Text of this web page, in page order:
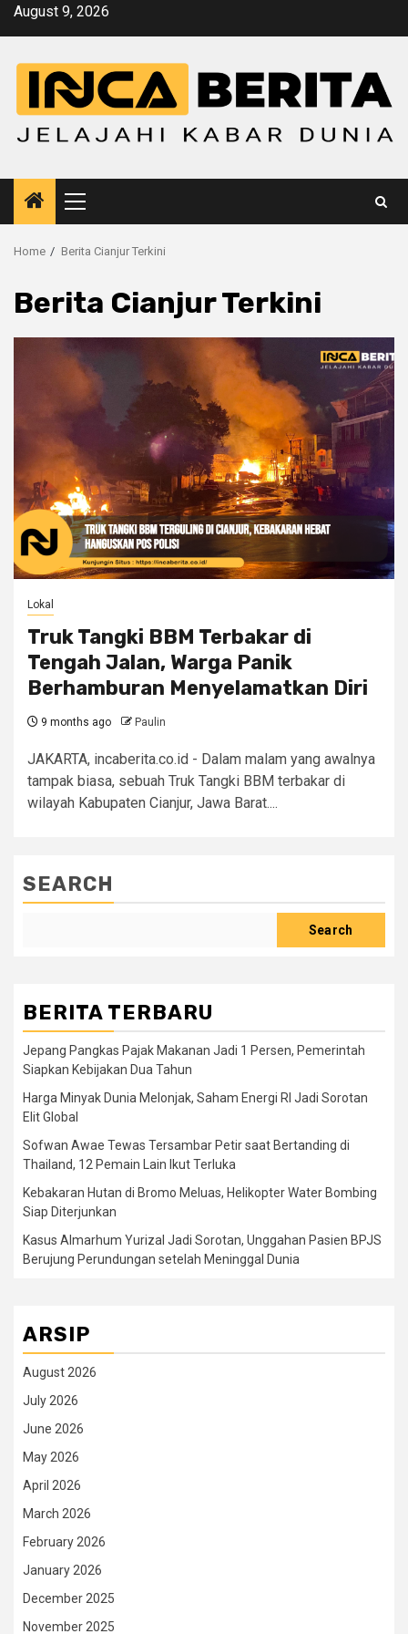
SkipAugust 9, 2026
Primary
Menu
Home Berita Cianjur Terkini
Berita Cianjur Terkini
Lokal
Truk Tangki BBM Terbakar di
Tengah Jalan, Warga Panik
Berhamburan Menyelamatkan Diri
9 months ago Paulin
JAKARTA, incaberita.co.id - Dalam malam yang awalnya
tampak biasa, sebuah Truk Tangki BBM terbakar di
wilayah Kabupaten Cianjur, Jawa Barat....
SEARCH
Search
BERITA TERBARU
Jepang Pangkas Pajak Makanan Jadi 1 Persen, Pemerintah
Siapkan Kebijakan Dua Tahun
Harga Minyak Dunia Melonjak, Saham Energi RI Jadi Sorotan
Elit Global
Sofwan Awae Tewas Tersambar Petir saat Bertanding di
Thailand, 12 Pemain Lain Ikut Terluka
Kebakaran Hutan di Bromo Meluas, Helikopter Water Bombing
Siap Diterjunkan
Kasus Almarhum Yurizal Jadi Sorotan, Unggahan Pasien BPJS
Berujung Perundungan setelah Meninggal Dunia
ARSIP
August 2026
July 2026
June 2026
May 2026
April 2026
March 2026
February 2026
January 2026
December 2025
November 2025